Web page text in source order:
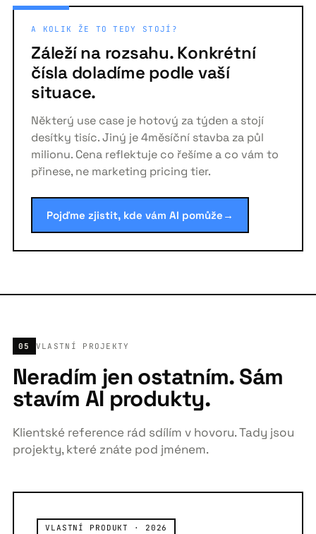
A KOLIK ŽE TO TEDY STOJÍ?
Záleží na rozsahu. Konkrétní
čísla doladíme podle vaší
situace.
Některý use case je hotový za týden a stojí
desítky tisíc. Jiný je 4měsíční stavba za půl
milionu. Cena reflektuje co řešíme a co vám to
přinese, ne marketing pricing tier.
Pojďme zjistit, kde vám AI pomůže →
05 VLASTNÍ PROJEKTY
Neradím jen ostatním. Sám
stavím AI produkty.
Klientské reference rád sdílím v hovoru. Tady jsou
projekty, které znáte pod jménem.
VLASTNÍ PRODUKT · 2026